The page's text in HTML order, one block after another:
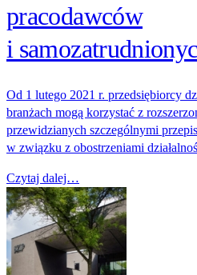
pracodawców
i
Od 1 lutego 2021 r. przedsiębiorcy
branżach mogą korzystać z
przewidzianych szczególnymi
w związku z obostrzeniami
Czytaj dalej…